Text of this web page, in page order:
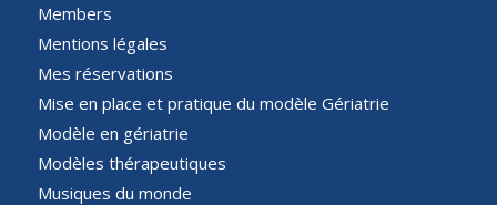
Members
Mentions légales
Mes réservations
Mise en place et pratique du modèle Gériatrie
Modèle en gériatrie
Modèles thérapeutiques
Musiques du monde